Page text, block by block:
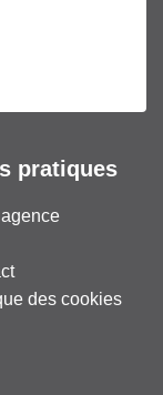
pratiques
des cookies